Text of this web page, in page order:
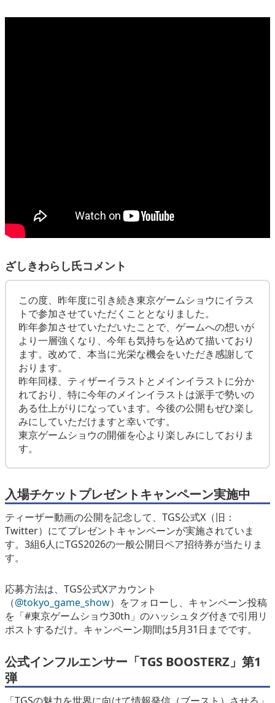
ざしきわらし氏コメント
この度、昨年度に引き続き東京ゲームショウにイラス
トで参加させていただくこととなりました。
昨年参加させていただいたことで、ゲームへの想いが
より一層強くなり、今年も気持ちを込めて描いており
ます。改めて、本当に光栄な機会をいただき感謝して
おります。
昨年同様、ティザーイラストとメインイラストに分か
れており、特に今年のメインイラストは派手で勢いの
ある仕上がりになっています。今後の公開もぜひ楽し
みにしていただけますと幸いです。
東京ゲームショウの開催を心より楽しみにしておりま
す。
入場チケットプレゼントキャンペーン実施中
ティーザー動画の公開を記念して、TGS公式X（旧：
Twitter）にてプレゼントキャンペーンが実施されていま
す。3組6人にTGS2026の一般公開日ペア招待券が当たりま
す。
応募方法は、TGS公式Xアカウント
（@tokyo_game_show）をフォローし、キャンペーン投稿
を「#東京ゲームショウ30th」のハッシュタグ付きで引用リ
ポストするだけ。キャンペーン期間は5月31日までです。
公式インフルエンサー「TGS BOOSTERZ」第1
弾